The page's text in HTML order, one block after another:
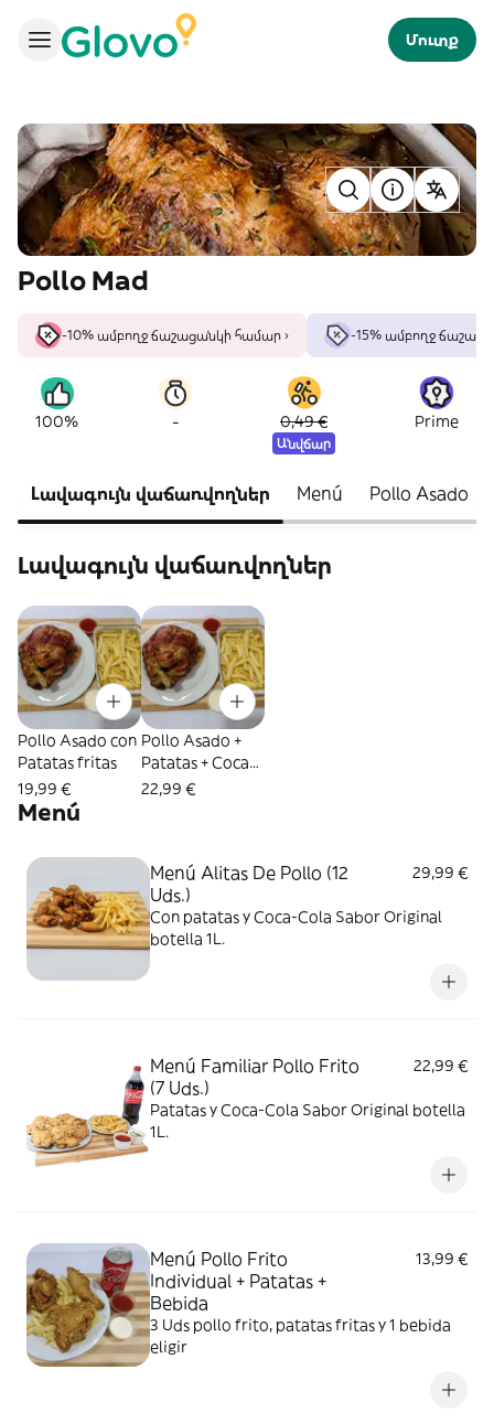
Մուտք
Pollo Mad
-10% ամբողջ ճաշացանկի համար › -15% ամբողջ
100% - 0,49 €
Անվճար
Prime
Լավագույն վաճառվողներ Menú Pollo Asado
Լավագույն վաճառվողներ
Pollo Asado con
Patatas fritas
19,99 €
Pollo Asado +
Patatas + Coca-
Cola Sabor
22,99 €
Menú
Menú Alitas De Pollo (12
Uds.)
29,99 €
Con patatas y Coca-Cola Sabor Original
botella 1L.
Menú Familiar Pollo Frito
(7 Uds.)
22,99 €
Patatas y Coca-Cola Sabor Original botella
1L.
Menú Pollo Frito
Individual + Patatas +
Bebida
13,99 €
3 Uds pollo frito, patatas fritas y 1 bebida
eligir